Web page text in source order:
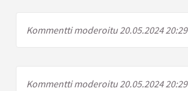
Kommentti moderoitu 20.05.2024 20:29
Kommentti moderoitu 20.05.2024 20:29